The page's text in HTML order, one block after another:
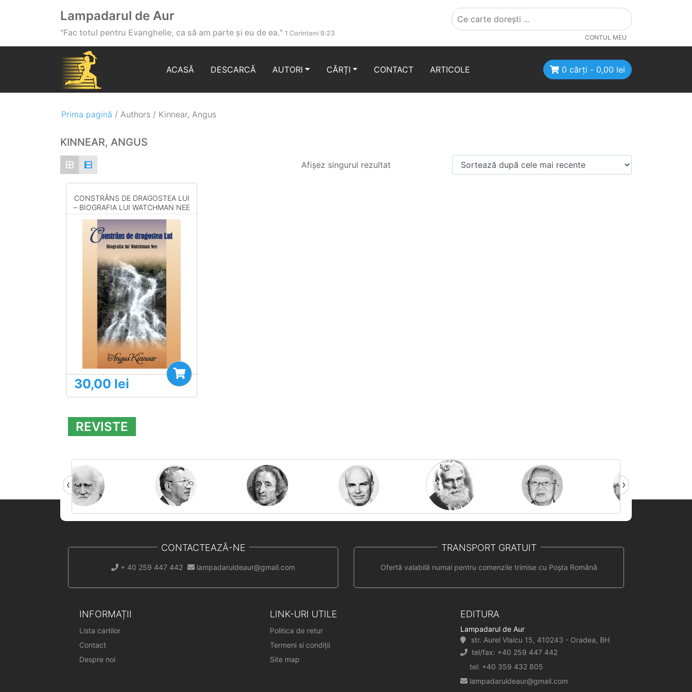
Lampadarul de Aur
"Fac totul pentru Evanghelie, ca să am parte și eu de ea." 1 Corinteni 9:23
CONTUL MEU
ACASĂ DESCARCĂ AUTORI CĂRȚI CONTACT ARTICOLE 0 cărți - 0,00 lei
Prima pagină / Authors / Kinnear, Angus
KINNEAR, ANGUS
Afișez singurul rezultat
CONSTRÂNS DE DRAGOSTEA LUI
– BIOGRAFIA LUI WATCHMAN NEE
30,00 lei
REVISTE
CONTACTEAZĂ-NE
+ 40 259 447 442 lampadaruldeaur@gmail.com
TRANSPORT GRATUIT
Ofertă valabilă numai pentru comenzile trimise cu Poșta Română
INFORMAȚII
Lista cartilor
Contact
Despre noi
LINK-URI UTILE
Politica de retur
Termeni si condiții
Site map
EDITURA
Lampadarul de Aur
str. Aurel Vlaicu 15, 410243 - Oradea, BH
tel/fax: +40 259 447 442
tel: +40 359 432 805
lampadaruldeaur@gmail.com